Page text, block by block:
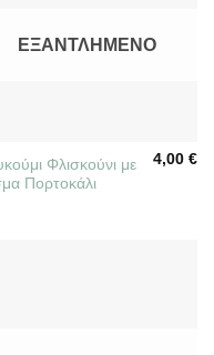
ΕΞΑΝΤΛΗΜΈΝΟ
Φλισκούνι με
Πορτοκάλι
4,00€